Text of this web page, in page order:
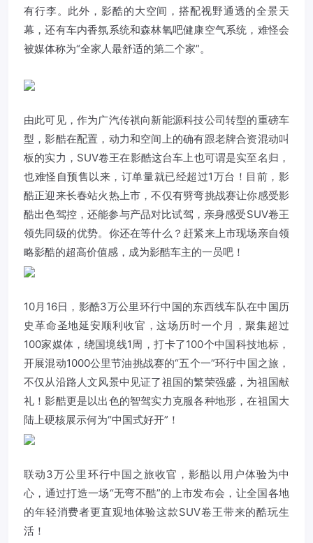
有行李。此外，影酷的大空间，搭配视野通透的全景天
幕，还有车内香氛系统和森林氧吧健康空气系统，难怪会
被媒体称为“全家人最舒适的第二个家”。
由此可见，作为广汽传祺向新能源科技公司转型的重磅车
型，影酷在配置，动力和空间上的确有跟老牌合资混动叫
板的实力，SUV卷王在影酷这台车上也可谓是实至名归，
也难怪自预售以来，订单量就已经超过1万台！目前，影
酷正迎来长春站火热上市，不仅有劈弯挑战赛让你感受影
酷出色驾控，还能参与产品对比试驾，亲身感受SUV卷王
领先同级的优势。你还在等什么？赶紧来上市现场亲自领
略影酷的超高价值感，成为影酷车主的一员吧！
10月16日，影酷3万公里环行中国的东西线车队在中国历
史革命圣地延安顺利收官，这场历时一个月，聚集超过
100家媒体，绕国境线1周，打卡了100个中国科技地标，
开展混动1000公里节油挑战赛的“五个一”环行中国之旅，
不仅从沿路人文风景中见证了祖国的繁荣强盛，为祖国献
礼！影酷更是以出色的智驾实力克服各种地形，在祖国大
陆上硬核展示何为“中国式好开”！
联动3万公里环行中国之旅收官，影酷以用户体验为中
心，通过打造一场“无弯不酷”的上市发布会，让全国各地
的年轻消费者更直观地体验这款SUV卷王带来的酷玩生
活！